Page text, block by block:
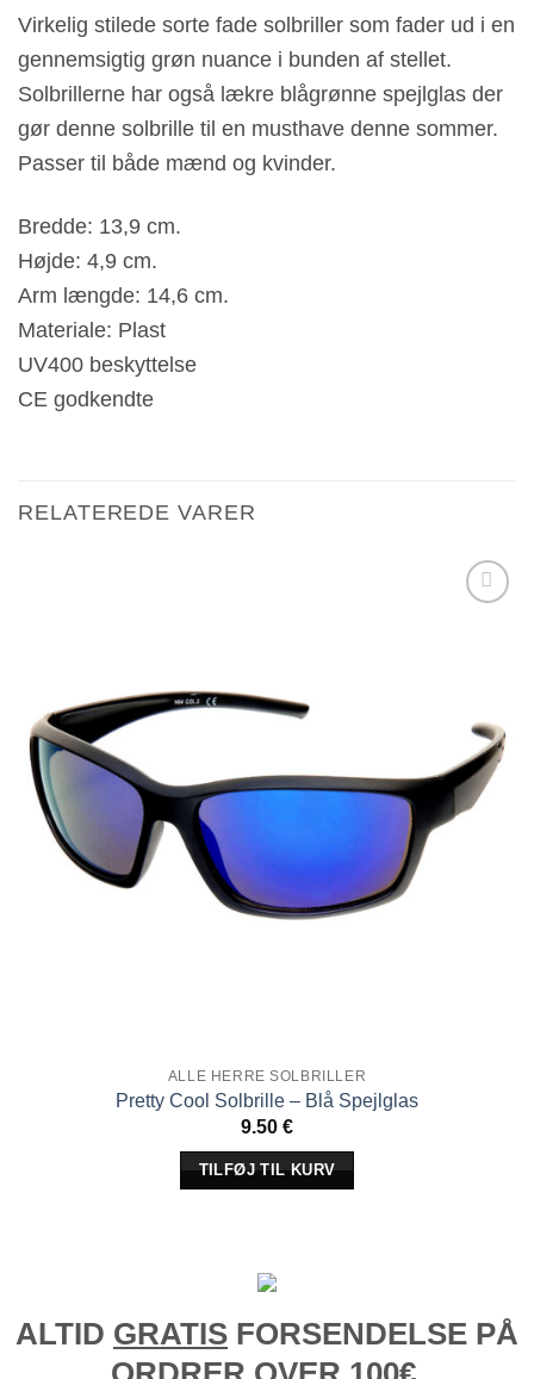
Virkelig stilede sorte fade solbriller som fader ud i en
gennemsigtig grøn nuance i bunden af stellet.
Solbrillerne har også lækre blågrønne spejlglas der
gør denne solbrille til en musthave denne sommer.
Passer til både mænd og kvinder.
Bredde: 13,9 cm.
Højde: 4,9 cm.
Arm længde: 14,6 cm.
Materiale: Plast
UV400 beskyttelse
CE godkendte
RELATEREDE VARER
ALLE HERRE SOLBRILLER
Pretty Cool Solbrille – Blå Spejlglas
9.50 €
TILFØJ TIL KURV
ALTID GRATIS FORSENDELSE PÅ